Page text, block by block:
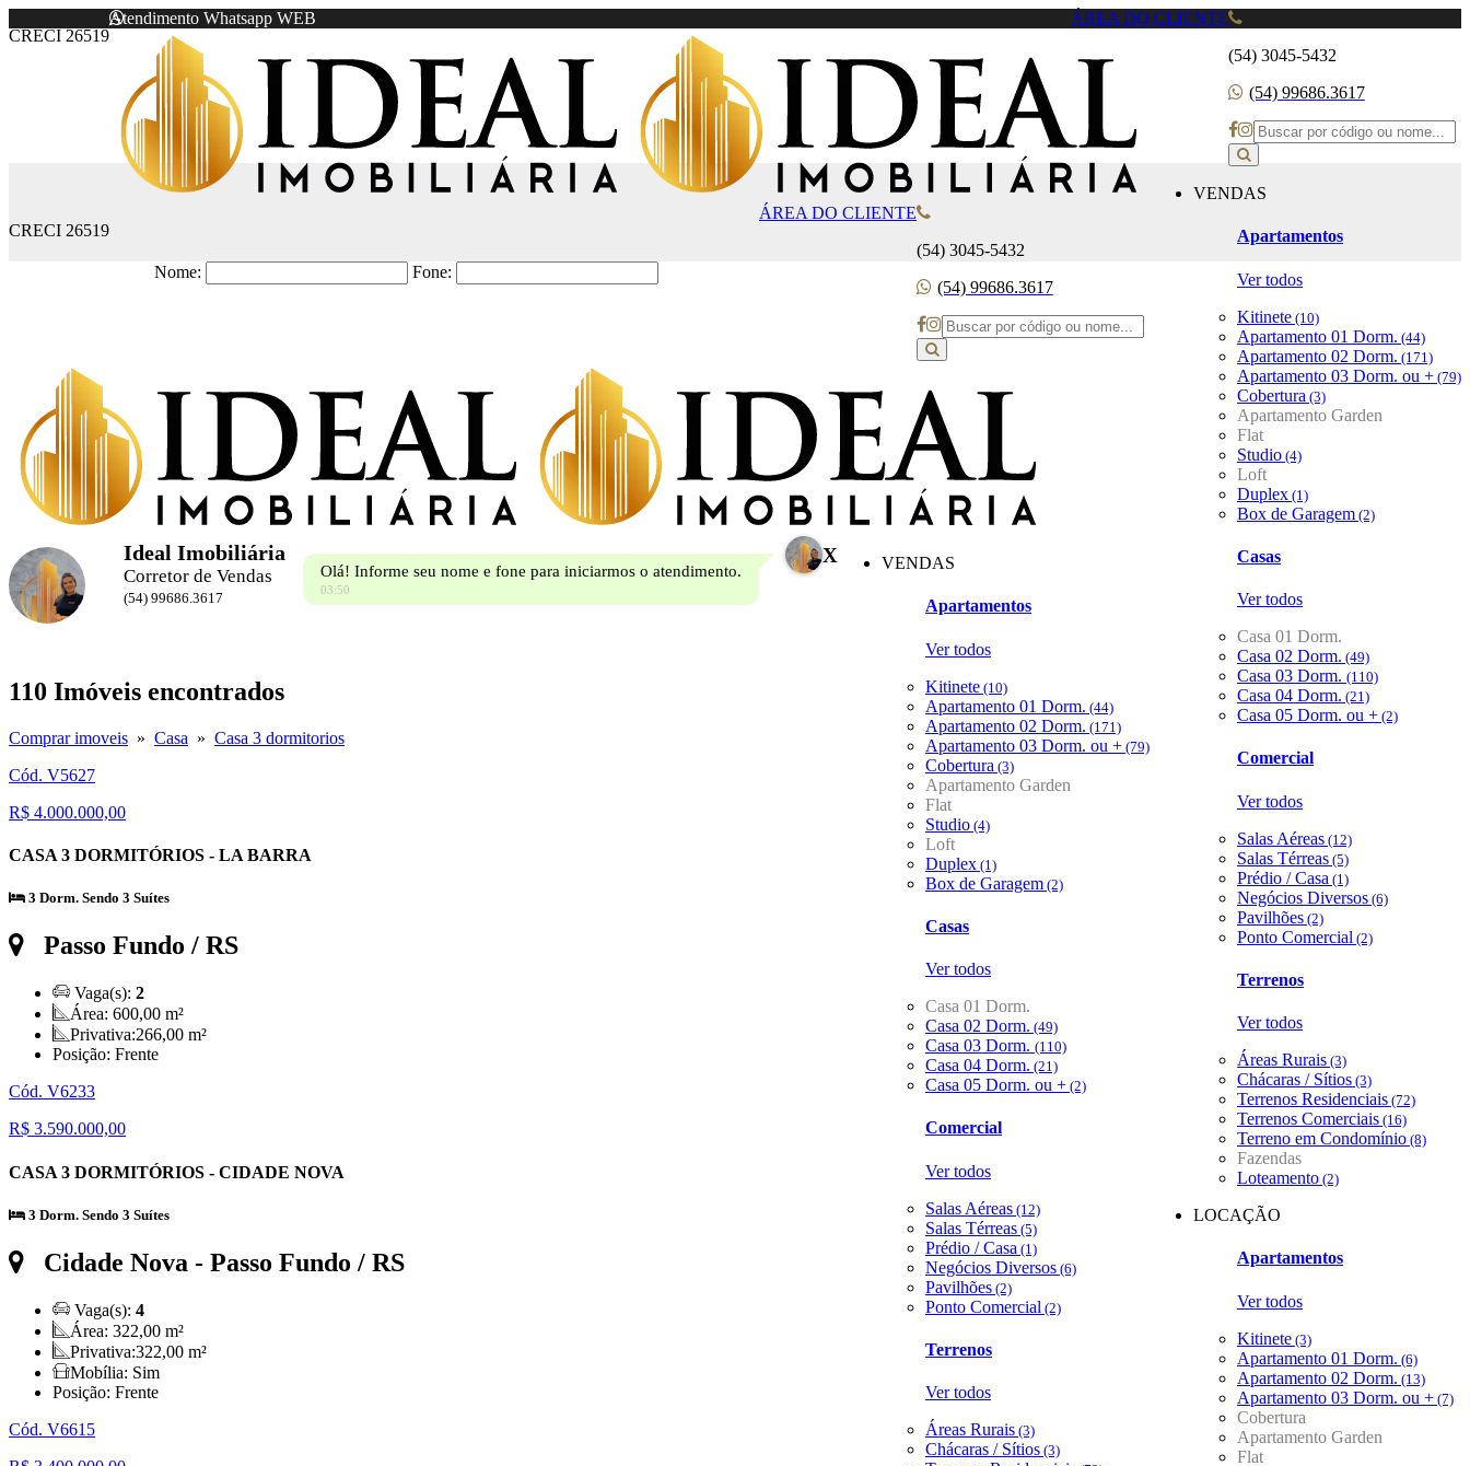
CRECI 26519
(54) 3045-5432
(54) 99686.3617
ÁREA DO CLIENTE
VENDAS
Apartamentos
Ver todos
Kitinete (10)
Apartamento 01 Dorm. (44)
Apartamento 02 Dorm. (171)
Apartamento 03 Dorm. ou + (79)
Cobertura (3)
Apartamento Garden
Flat
Studio (4)
Loft
Duplex (1)
Box de Garagem (2)
Casas
Ver todos
Casa 01 Dorm.
Casa 02 Dorm. (49)
Casa 03 Dorm. (110)
Casa 04 Dorm. (21)
Casa 05 Dorm. ou + (2)
Comercial
Ver todos
Salas Aéreas (12)
Salas Térreas (5)
Prédio / Casa (1)
Negócios Diversos (6)
Pavilhões (2)
Ponto Comercial (2)
Terrenos
Ver todos
Áreas Rurais (3)
Chácaras / Sítios (3)
Terrenos Residenciais (72)
Terrenos Comerciais (16)
Terreno em Condomínio (8)
Fazendas
Loteamento (2)
LOCAÇÃO
Apartamentos
Ver todos
Kitinete (3)
Apartamento 01 Dorm. (6)
Apartamento 02 Dorm. (13)
Apartamento 03 Dorm. ou + (7)
Cobertura
Apartamento Garden
Flat
CRECI 26519
(54) 3045-5432
(54) 99686.3617
ÁREA DO CLIENTE
VENDAS
Apartamentos
Ver todos
Kitinete (10)
Apartamento 01 Dorm. (44)
Apartamento 02 Dorm. (171)
Apartamento 03 Dorm. ou + (79)
Cobertura (3)
Apartamento Garden
Flat
Studio (4)
Loft
Duplex (1)
Box de Garagem (2)
Casas
Ver todos
Casa 01 Dorm.
Casa 02 Dorm. (49)
Casa 03 Dorm. (110)
Casa 04 Dorm. (21)
Casa 05 Dorm. ou + (2)
Comercial
Ver todos
Salas Aéreas (12)
Salas Térreas (5)
Prédio / Casa (1)
Negócios Diversos (6)
Pavilhões (2)
Ponto Comercial (2)
Terrenos
Ver todos
Áreas Rurais (3)
Chácaras / Sítios (3)
Atendimento Whatsapp WEB
Ideal Imobiliária
Corretor de Vendas
(54) 99686.3617
X
Olá! Informe seu nome e fone para iniciarmos o atendimento.
03:50
Nome: Fone:
110 Imóveis encontrados
Comprar imoveis » Casa » Casa 3 dormitorios
Cód. V5627
R$ 4.000.000,00
CASA 3 DORMITÓRIOS - LA BARRA
3 Dorm. Sendo 3 Suítes
Passo Fundo / RS
Vaga(s): 2
Área: 600,00 m²
Privativa:266,00 m²
Posição: Frente
Cód. V6233
R$ 3.590.000,00
CASA 3 DORMITÓRIOS - CIDADE NOVA
3 Dorm. Sendo 3 Suítes
Cidade Nova - Passo Fundo / RS
Vaga(s): 4
Área: 322,00 m²
Privativa:322,00 m²
Mobília: Sim
Posição: Frente
Cód. V6615